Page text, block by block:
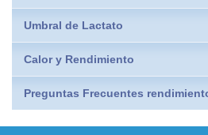
Umbral de Lactato
Calor y Rendimiento
Preguntas Frecuentes